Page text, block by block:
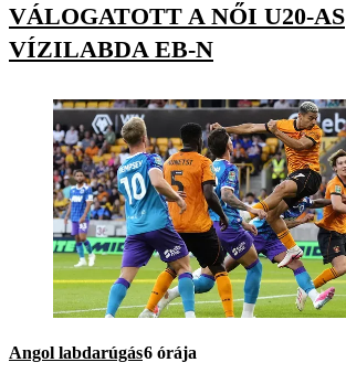
VÁLOGATOTT A NŐI U20-AS
VÍZILABDA EB-N
Angol labdarúgás6 órája